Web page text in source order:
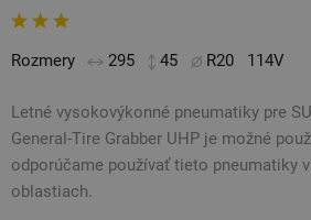
Rozmery 295 45 R20 114V
Letné vysokovýkonné pneumatiky pre
General-Tire Grabber UHP je možné
odporúčame používať tieto pneumatiky
oblastiach.